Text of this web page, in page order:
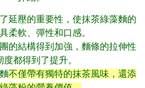
延壓的重要性，使抹茶綠藻麵的
柔軟、彈性和口感。
的結構得到加強，麵條的拉伸性
度都得到了提升。
不僅帶有獨特的抹茶風味，還添